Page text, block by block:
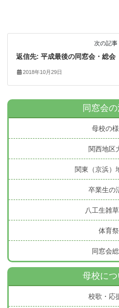
次の記事
返信先: 平成最後の同窓会・総会
2018年10月29日
同窓会
母校の
関西地区
関東（京浜）
卒業生の
八工生雑
体育祭
同窓会
母校につ
校歌・応